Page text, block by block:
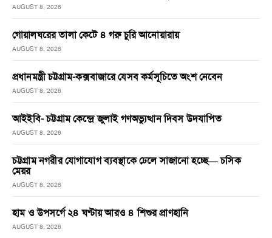
AUGUST 8, 2026
গোয়ালঘরের তালা কেটে ৪ গরু চুরি আনোয়ারায়
AUGUST 8, 2026
প্রধানমন্ত্রী চট্টগ্রাম-কক্সবাজারে যেসব কর্মসূচিতে অংশ নেবেন
AUGUST 8, 2026
আইইবি- চট্টগ্রাম কেন্দ্রে জুলাই গণঅভ্যুত্থান দিবস উদযাপিত
AUGUST 8, 2026
চট্টগ্রাম নগরীর যোগাযোগ ব্যবস্থাকে ঢেলে সাজানো হচ্ছে— চসিক
মেয়র
AUGUST 8, 2026
হাম ও উপসর্গে ২৪ ঘণ্টায় আরও ৪ শিশুর প্রাণহানি
AUGUST 8, 2026